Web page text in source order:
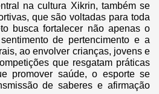
na cultura Xikrin, também se
que são voltadas para toda
busca fortalecer não apenas o
de pertencimento e a
ao envolver crianças, jovens e
que resgatam práticas
promover saúde, o esporte se
de saberes e afirmação